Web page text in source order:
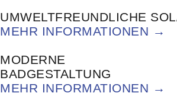
UMWELTFREUNDLICHE
MEHR INFORMATIONEN →
MODERNE
BADGESTALTUNG
MEHR INFORMATIONEN →